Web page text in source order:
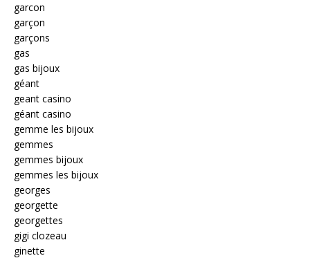
garcon
garçon
garçons
gas
gas bijoux
géant
geant casino
géant casino
gemme les bijoux
gemmes
gemmes bijoux
gemmes les bijoux
georges
georgette
georgettes
gigi clozeau
ginette